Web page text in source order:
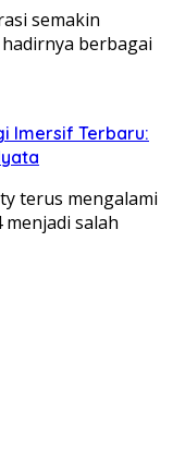
semakin
berbagai
Imersif Terbaru:
terus mengalami
salah